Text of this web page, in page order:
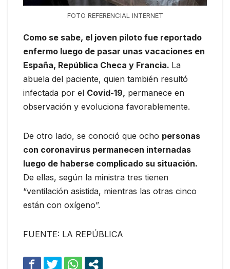
FOTO REFERENCIAL INTERNET
Como se sabe, el joven piloto fue reportado
enfermo luego de pasar unas vacaciones en
España, República Checa y Francia. La
abuela del paciente, quien también resultó
infectada por el Covid-19, permanece en
observación y evoluciona favorablemente.
De otro lado, se conoció que ocho personas
con coronavirus permanecen internadas
luego de haberse complicado su situación.
De ellas, según la ministra tres tienen
“ventilación asistida, mientras las otras cinco
están con oxígeno”.
FUENTE: LA REPÚBLICA